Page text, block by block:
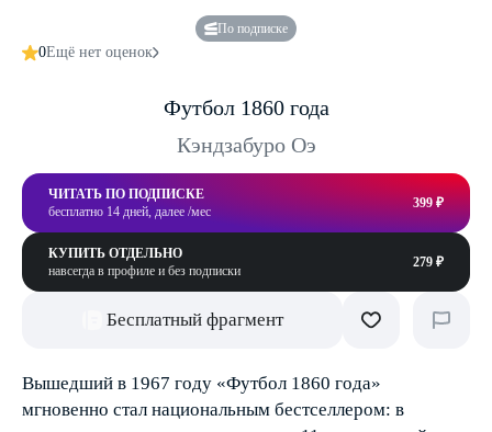
По подписке
0Ещё нет оценок
Футбол 1860 года
Кэндзабуро Оэ
ЧИТАТЬ ПО ПОДПИСКЕ
бесплатно 14 дней, далее /мес
399 ₽
КУПИТЬ ОТДЕЛЬНО
навсегда в профиле и без подписки
279 ₽
Бесплатный фрагмент
Вышедший в 1967 году «Футбол 1860 года»
мгновенно стал национальным бестселлером: в